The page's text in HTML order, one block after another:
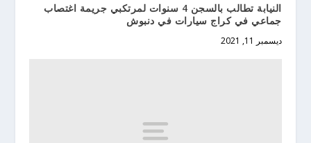
النيابة تطالب بالسجن 4 سنوات لمرتكبي جريمة اغتصاب
جماعي في كراج سيارات في دنبوش
ديسمبر 11, 2021